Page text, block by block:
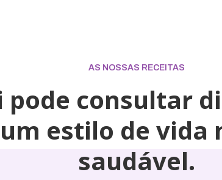
AS NOSSAS RECEITAS
pode consultar
um estilo de vida
saudável.